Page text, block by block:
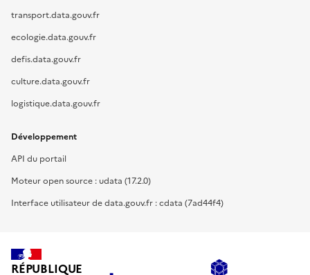
transport.data.gouv.fr
ecologie.data.gouv.fr
defis.data.gouv.fr
culture.data.gouv.fr
logistique.data.gouv.fr
Développement
API du portail
Moteur open source : udata (17.2.0)
Interface utilisateur de data.gouv.fr : cdata (7ad44f4)
RÉPUBLIQUE